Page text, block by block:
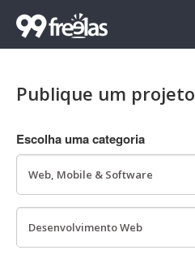
Publique um projeto
Escolha uma categoria